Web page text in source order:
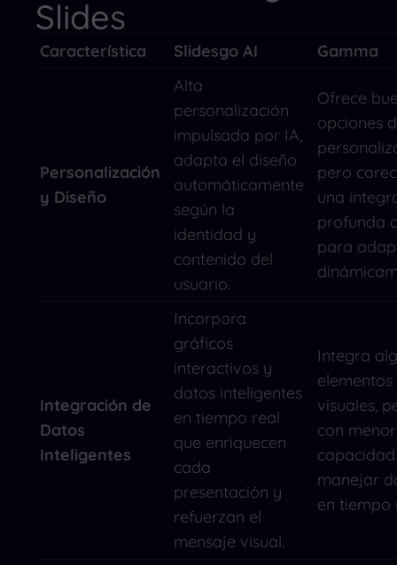
Slides
Característica Slidesgo AI Gamma
Personalización
y Diseño
Alta
personalización
impulsada por IA,
adapta el diseño
automáticamente
según la
identidad y
contenido del
usuario.
Ofrece
opciones
pero
una
profunda
para
Integración de
Datos
Inteligentes
Incorpora
gráficos
interactivos y
datos inteligentes
en tiempo real
que enriquecen
cada
presentación y
refuerzan el
mensaje visual.
Integra
elementos
visuales,
con menor
manejar
en tiempo